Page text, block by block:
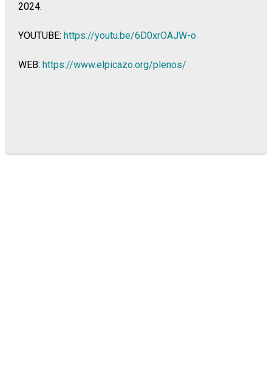
2024.
YOUTUBE: https://youtu.be/6D0xrOAJW-o
WEB: https://www.elpicazo.org/plenos/